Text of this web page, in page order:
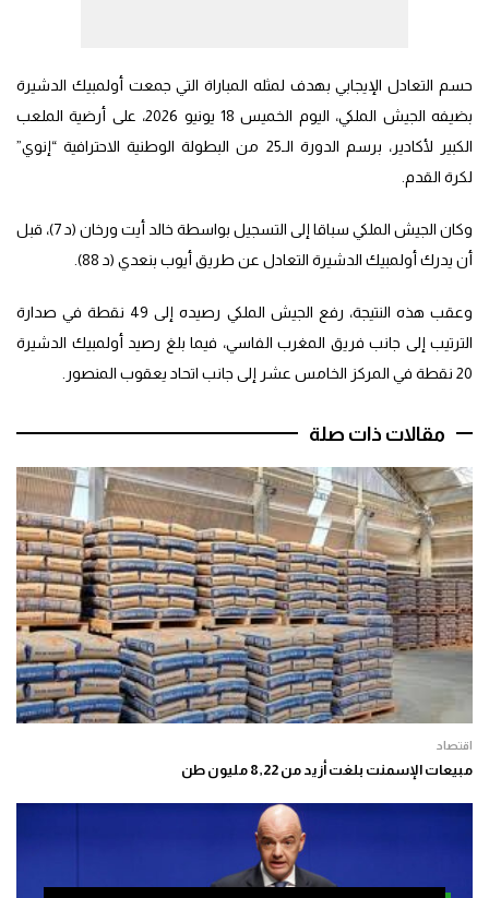
حسم التعادل الإيجابي بهدف لمثله المباراة التي جمعت أولمبيك الدشيرة
بضيفه الجيش الملكي، اليوم الخميس 18 يونيو 2026، على أرضية الملعب
الكبير لأكادير، برسم الدورة الـ25 من البطولة الوطنية الاحترافية “إنوي”
لكرة القدم.
وكان الجيش الملكي سباقا إلى التسجيل بواسطة خالد أيت ورخان (د 7)، قبل
أن يدرك أولمبيك الدشيرة التعادل عن طريق أيوب بنعدي (د 88).
وعقب هذه النتيجة، رفع الجيش الملكي رصيده إلى 49 نقطة في صدارة
الترتيب إلى جانب فريق المغرب الفاسي، فيما بلغ رصيد أولمبيك الدشيرة
20 نقطة في المركز الخامس عشر إلى جانب اتحاد يعقوب المنصور.
مقالات ذات صلة
اقتصاد
مبيعات الإسمنت بلغت أزيد من 8,22 مليون طن